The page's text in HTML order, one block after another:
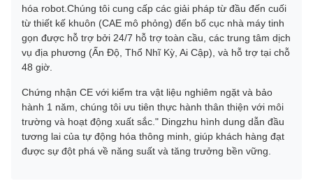
hóa robot.Chúng tôi cung cấp các giải pháp từ đầu đến cuối
từ thiết kế khuôn (CAE mô phỏng) đến bố cục nhà máy tinh
gọn được hỗ trợ bởi 24/7 hỗ trợ toàn cầu, các trung tâm dịch
vụ địa phương (Ấn Độ, Thổ Nhĩ Kỳ, Ai Cập), và hỗ trợ tại chỗ
48 giờ.
Chứng nhận CE với kiểm tra vật liệu nghiêm ngặt và bảo
hành 1 năm, chúng tôi ưu tiên thực hành thân thiện với môi
trường và hoạt động xuất sắc." Dingzhu hình dung dẫn đầu
tương lai của tự động hóa thông minh, giúp khách hàng đạt
được sự đột phá về năng suất và tăng trưởng bền vững.